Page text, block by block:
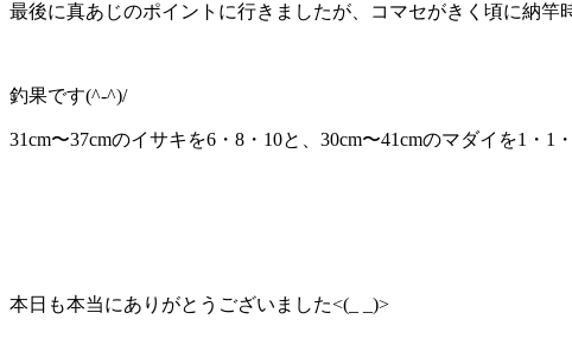
最後に真あじのポイントに行きましたが、コマセがきく頃に納竿
釣果です(^-^)/
31cm〜37cmのイサキを6・8・10と、30cm〜41cmのマダイを1
本日も本当にありがとうございました<(_ _)>